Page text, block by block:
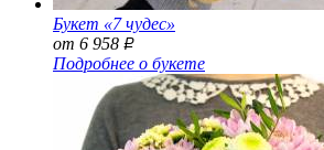
Букет «7 чудес»
от 6 958 Р
Подробнее о букете